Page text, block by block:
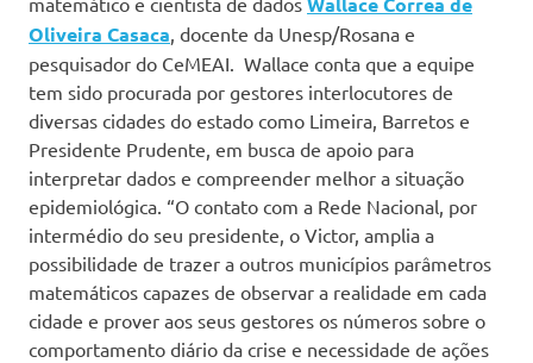
Oliveira Casaca , docente da Unesp/Rosana e
pesquisador do CeMEAI. Wallace conta que a equipe
tem sido procurada por gestores interlocutores de
diversas cidades do estado como Limeira, Barretos e
Presidente Prudente, em busca de apoio para
interpretar dados e compreender melhor a situação
epidemiológica. “O contato com a Rede Nacional, por
intermédio do seu presidente, o Victor, amplia a
possibilidade de trazer a outros municípios parâmetros
matemáticos capazes de observar a realidade em cada
cidade e prover aos seus gestores os números sobre o
comportamento diário da crise e necessidade de ações